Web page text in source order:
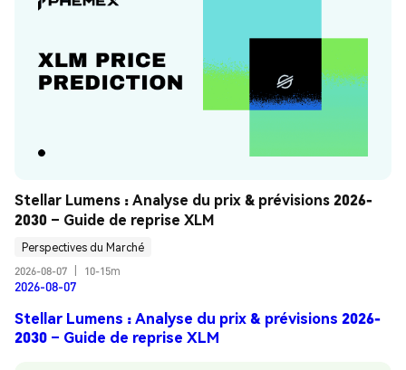
Stellar Lumens : Analyse du prix & prévisions 2026-
2030 – Guide de reprise XLM
Perspectives du Marché
2026-08-07
10-15m
2026-08-07
Stellar Lumens : Analyse du prix & prévisions 2026-
2030 – Guide de reprise XLM